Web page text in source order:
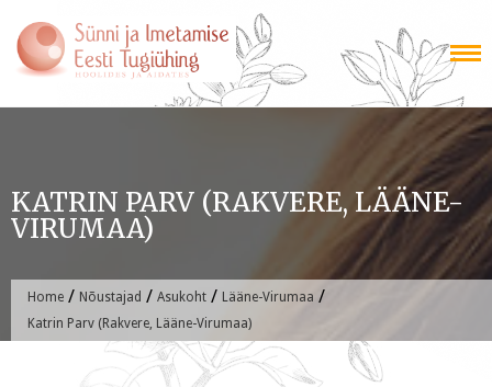
content
KATRIN PARV (RAKVERE, LÄÄNE-
VIRUMAA)
Home / Nõustajad / Asukoht / Lääne-Virumaa /
Katrin Parv (Rakvere, Lääne-Virumaa)